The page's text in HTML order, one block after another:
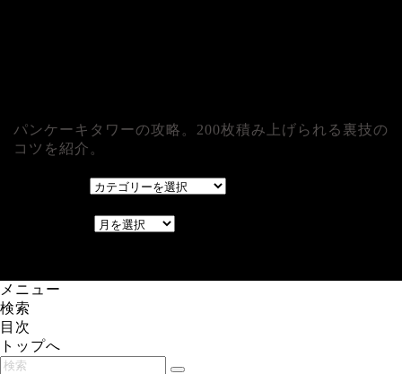
パンケーキタワーの攻略。200枚積み上げられる裏技の
コツを紹介。
メニュー
検索
目次
トップへ